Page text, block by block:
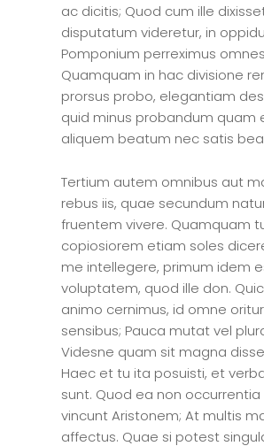
ac dicitis; Quod cum ille
disputatum videretur, in
Pomponium perreximus
Quamquam in hac divisione
prorsus probo, elegantiam
quid minus probandum quam
aliquem beatum nec satis
Tertium autem omnibus aut
rebus iis, quae secundum
fruentem vivere. Quamquam
copiosiorem etiam soles
me intellegere, primum idem
voluptatem, quod ille don.
animo cernimus, id omne
sensibus; Pauca mutat vel
Videsne quam sit magna
Haec et tu ita posuisti, et
sunt. Quod ea non occurrentia
vincunt Aristonem; At multis
affectus. Quae si potest